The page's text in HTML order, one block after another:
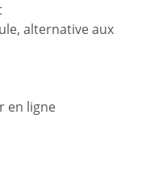
alternative aux
en ligne